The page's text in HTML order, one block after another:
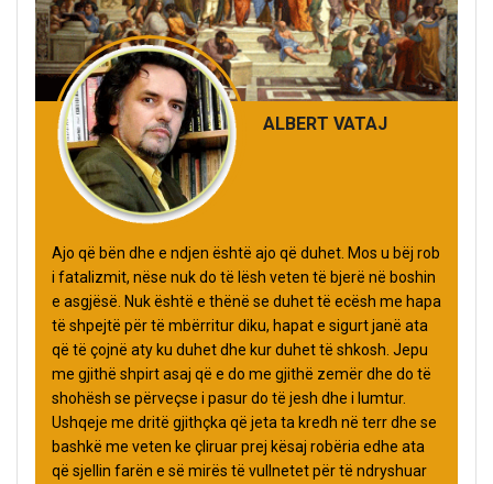
ALBERT VATAJ
Ajo që bën dhe e ndjen është ajo që duhet. Mos u bëj rob
i fatalizmit, nëse nuk do të lësh veten të bjerë në boshin
e asgjësë. Nuk është e thënë se duhet të ecësh me hapa
të shpejtë për të mbërritur diku, hapat e sigurt janë ata
që të çojnë aty ku duhet dhe kur duhet të shkosh. Jepu
me gjithë shpirt asaj që e do me gjithë zemër dhe do të
shohësh se përveçse i pasur do të jesh dhe i lumtur.
Ushqeje me dritë gjithçka që jeta ta kredh në terr dhe se
bashkë me veten ke çliruar prej kësaj robëria edhe ata
që sjellin farën e së mirës të vullnetet për të ndryshuar